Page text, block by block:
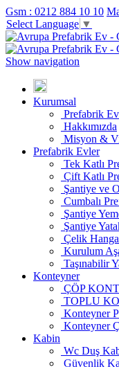
Gsm : 0212 884 10 10
Select Language ▼
Show navigation
Kurumsal
Prefabrik
Hakkımızda
Misyon &
Prefabrik Evler
Tek Katlı
Çift Katlı
Şantiye ve
Cumbalı
Şantiye
Şantiye
Çelik
Kurulum
Taşınabilir
Konteyner
ÇÖP
TOPLU
Konteyner
Konteyner
Kabin
Wc Duş
Güvenlik